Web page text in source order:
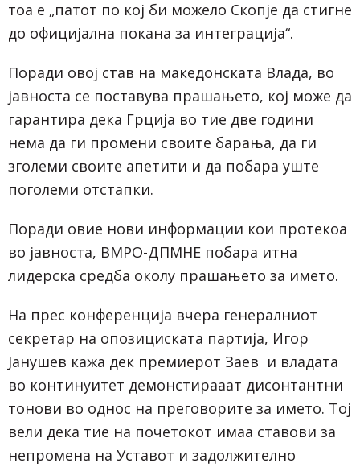
тоа е „патот по кој би можело Скопје да стигне
до официјална покана за интеграција“.
Поради овој став на македонската Влада, во
јавноста се поставува прашањето, кој може да
гарантира дека Грција во тие две години
нема да ги промени своите барања, да ги
зголеми своите апетити и да побара уште
поголеми отстапки.
Поради овие нови информации кои протекоа
во јавноста, ВМРО-ДПМНЕ побара итна
лидерска средба околу прашањето за името.
На прес конференција вчера генералниот
секретар на опозициската партија, Игор
Јанушев кажа дек премиерот Заев и владата
во континуитет демонстирааат дисонтантни
тонови во однос на преговорите за името. Тој
вели дека тие на почетокот имаа ставови за
непромена на Уставот и задолжително